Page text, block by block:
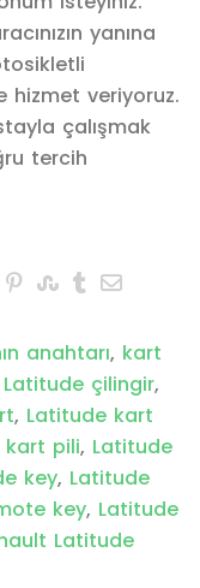
yanına
hizmet veriyoruz.
çalışmak
tercih
anahtarı, kart
Latitude çilingir,
, Latitude kart
kart pili, Latitude
key, Latitude
key, Latitude
Latitude